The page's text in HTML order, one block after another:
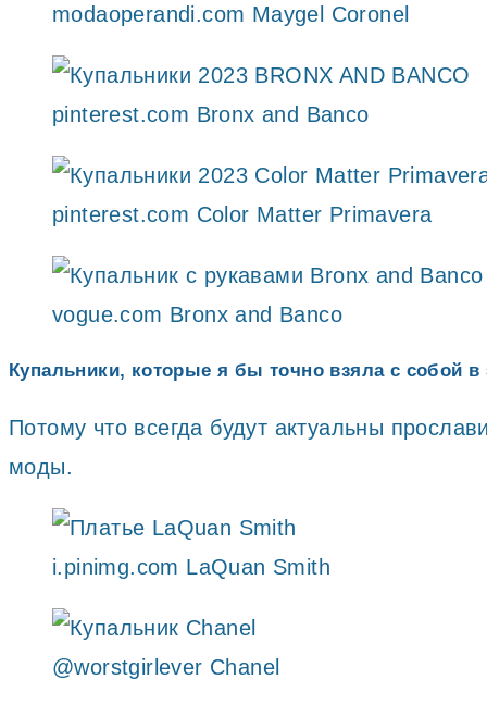
modaoperandi.com Maygel Coronel
pinterest.com Bronx and Banco
pinterest.com Color Matter Primavera
vogue.com Bronx and Banco
Купальники, которые я бы точно взяла с собой
Потому что всегда будут актуальны
моды.
i.pinimg.com LaQuan Smith
@worstgirlever Chanel